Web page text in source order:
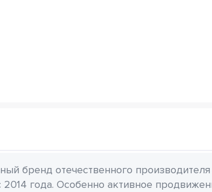
бренд отечественного
года. Особенно активное